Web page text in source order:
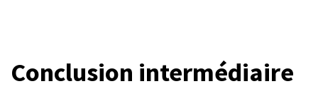
Conclusion intermédiaire